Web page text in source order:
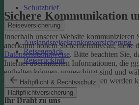
Schutzbrief
Reiseversicherung
Auslandsreisekrankenversicherung
Reisegepäck
Reiserücktritt
Haftpflicht & Rechtsschutz
Haftpflichtversicherung
Sichere Kommunikation
Innerhalb unserer Website kommunizieren
anerkannt hohem Sicherheitsniveau, siehe
Datenschutzhinweise. Bitte beachten Sie,
Internet übermittelten Informationen, die
enthalten können, ungeschützt sind und
potenziell von Dritten eingesehen werden
Ihr Draht zu uns